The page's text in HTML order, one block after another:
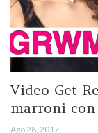
Video Get
marroni
Ago 28, 2017